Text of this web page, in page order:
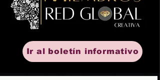
Ir al boletín informativo